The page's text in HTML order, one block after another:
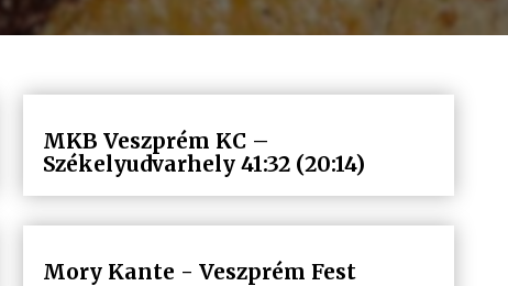
MKB Veszprém KC –
Székelyudvarhely 41:32 (20:14)
Mory Kante - Veszprém Fest